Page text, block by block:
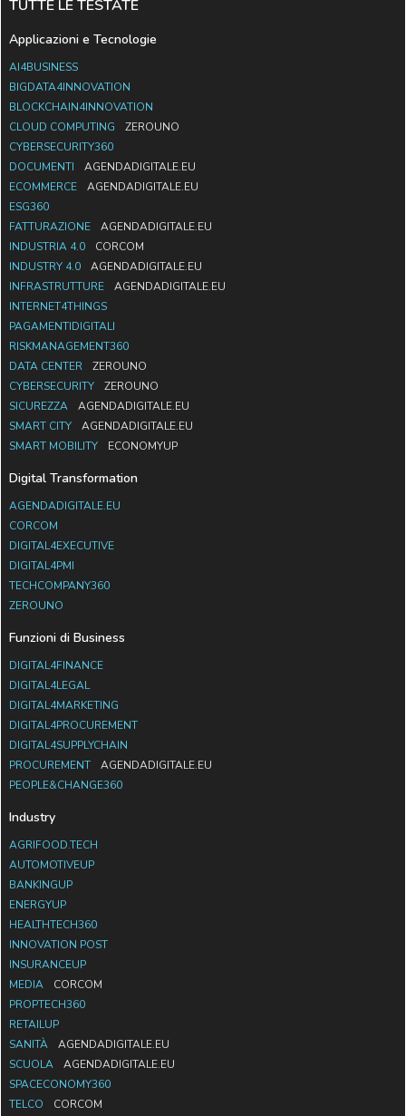
TUTTE LE TESTATE
Applicazioni e Tecnologie
AI4BUSINESS
BIGDATA4INNOVATION
BLOCKCHAIN4INNOVATION
CLOUD COMPUTING
ZEROUNO
CYBERSECURITY360
DOCUMENTI
AGENDADIGITALE.EU
ECOMMERCE
AGENDADIGITALE.EU
ESG360
FATTURAZIONE
AGENDADIGITALE.EU
INDUSTRIA 4.0
CORCOM
INDUSTRY 4.0
AGENDADIGITALE.EU
INFRASTRUTTURE
AGENDADIGITALE.EU
INTERNET4THINGS
PAGAMENTIDIGITALI
RISKMANAGEMENT360
DATA CENTER
ZEROUNO
CYBERSECURITY
ZEROUNO
SICUREZZA
AGENDADIGITALE.EU
SMART CITY
AGENDADIGITALE.EU
SMART MOBILITY
ECONOMYUP
Digital Transformation
AGENDADIGITALE.EU
CORCOM
DIGITAL4EXECUTIVE
DIGITAL4PMI
TECHCOMPANY360
ZEROUNO
Funzioni di Business
DIGITAL4FINANCE
DIGITAL4LEGAL
DIGITAL4MARKETING
DIGITAL4PROCUREMENT
DIGITAL4SUPPLYCHAIN
PROCUREMENT
AGENDADIGITALE.EU
PEOPLE&CHANGE360
Industry
AGRIFOOD.TECH
AUTOMOTIVEUP
BANKINGUP
ENERGYUP
HEALTHTECH360
INNOVATION POST
INSURANCEUP
MEDIA
CORCOM
PROPTECH360
RETAILUP
SANITÀ
AGENDADIGITALE.EU
SCUOLA
AGENDADIGITALE.EU
SPACECONOMY360
TELCO
CORCOM